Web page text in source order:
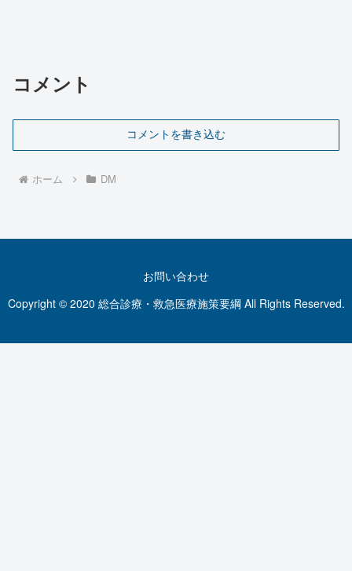
コメント
コメントを書き込む
ホーム DM
お問い合わせ
Copyright © 2020 総合診療・救急医療施策要綱 All Rights Reserved.